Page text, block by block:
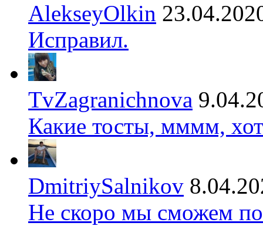
AlekseyOlkin
Исправил.
TvZagranichnova
Какие тосты, мммм,
DmitriySalnikov
Не скоро мы сможем